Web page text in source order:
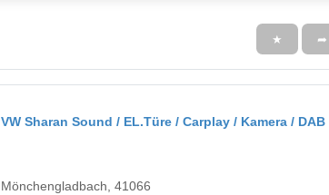
★ ➦
VW Sharan Sound / EL.Türe / Carplay / Kamera / DAB
Mönchengladbach, 41066